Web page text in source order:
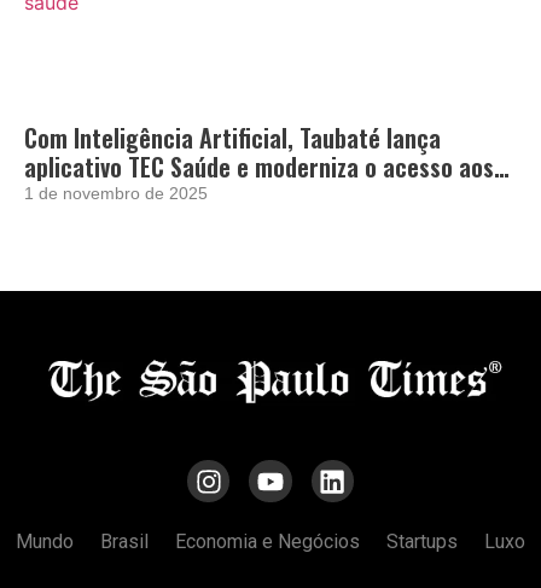
Com Inteligência Artificial, Taubaté lança
aplicativo TEC Saúde e moderniza o acesso aos
serviços de saúde
1 de novembro de 2025
Mundo Brasil Economia e Negócios Startups Luxo